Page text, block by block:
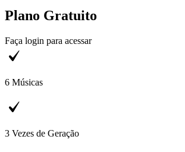
Plano Gratuito
Faça login para acessar
6 Músicas
3 Vezes de Geração